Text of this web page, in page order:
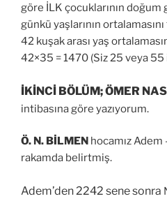
göre İLK çocuklarının doğum
günkü yaşlarının
42 kuşak arası yaş
42×35 = 1470 (Siz 25 veya 55
İKİNCİ BÖLÜM; ÖMER
intibasına göre yazıyorum.
Ö. N. BİLMEN hocamız Adem
rakamda belirtmiş.
Adem’den 2242 sene sonra